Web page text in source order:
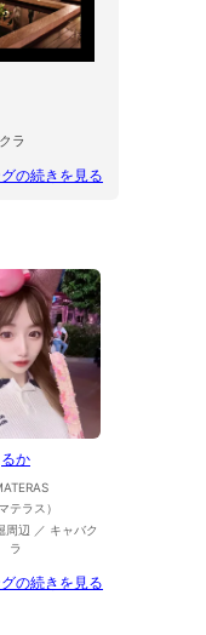
ラ
の続きを見る
るか
テラス）
周辺 ／ キャバク
ラ
の続きを見る